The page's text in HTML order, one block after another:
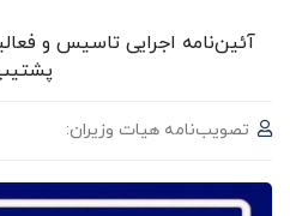
آئین‌نامه اجرایی تاسیس و
تصویب‌نامه هیات وزیران: